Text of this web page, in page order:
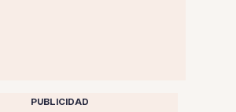
PUBLICIDAD